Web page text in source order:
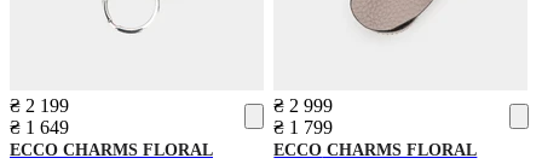
₴ 2 199
₴ 1 649
ECCO CHARMS FLORAL
₴ 2 999
₴ 1 799
ECCO CHARMS FLORAL